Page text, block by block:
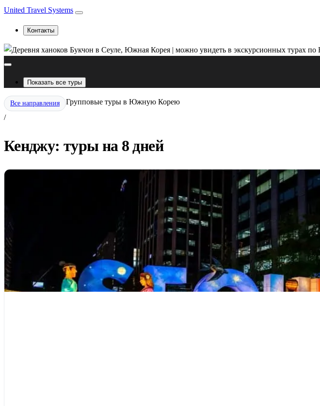
United Travel Systems
Контакты
Показать все туры
Все направления
/
Групповые туры в Южную Корею
Кенджу: туры на 8 дней